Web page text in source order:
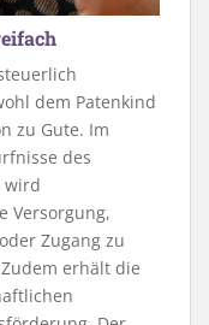
dem Patenkind
zu Gute. Im
des
wird
Versorgung,
Zugang zu
erhält die